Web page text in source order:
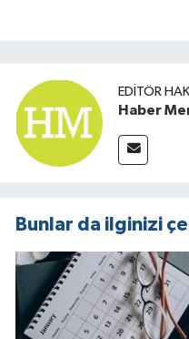
EDITÖR
Haber
Bunlar da ilginizi